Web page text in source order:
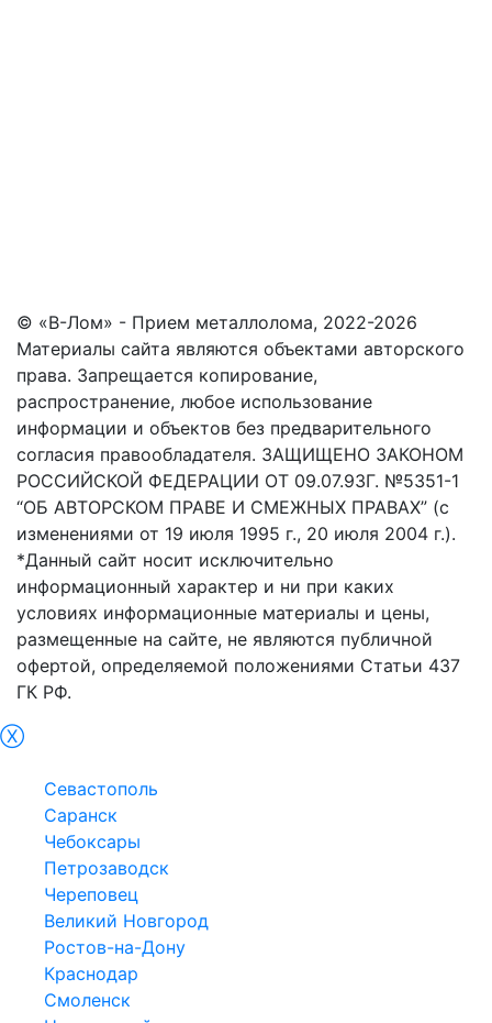
© «В-Лом» - Прием металлолома, 2022-2026
Материалы сайта являются объектами авторского
права. Запрещается копирование,
распространение, любое использование
информации и объектов без предварительного
согласия правообладателя. ЗАЩИЩЕНО ЗАКОНОМ
РОССИЙСКОЙ ФЕДЕРАЦИИ ОТ 09.07.93Г. №5351-1
“ОБ АВТОРСКОМ ПРАВЕ И СМЕЖНЫХ ПРАВАХ” (с
изменениями от 19 июля 1995 г., 20 июля 2004 г.).
*Данный сайт носит исключительно
информационный характер и ни при каких
условиях информационные материалы и цены,
размещенные на сайте, не являются публичной
офертой, определяемой положениями Статьи 437
ГК РФ.
Ⓧ
Севастополь
Саранск
Чебоксары
Петрозаводск
Череповец
Великий Новгород
Ростов-на-Дону
Краснодар
Смоленск